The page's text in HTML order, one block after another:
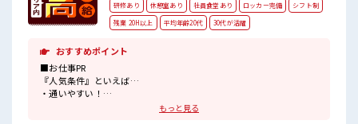
研修あり
休憩室あり 社員食堂あり ロッカー完備
シフト制
残業 20H以上
平均年齢20代 30代が活躍
おすすめポイント
■お仕事PR
『人気条件』といえば…
・通いやすい！
もっと見る